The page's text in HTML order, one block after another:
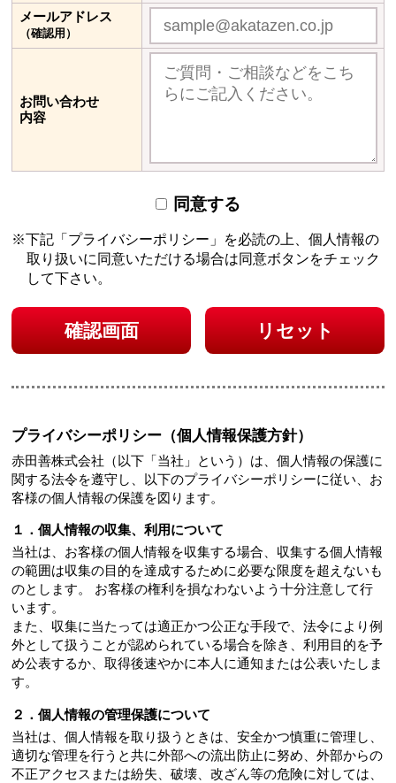
メールアドレス
（確認用）
お問い合わせ
内容
同意する
下記「プライバシーポリシー」を必読の上、個人情報の
取り扱いに同意いただける場合は同意ボタンをチェック
して下さい。
確認画面 リセット
プライバシーポリシー（個人情報保護方針）
赤田善株式会社（以下「当社」という）は、個人情報の保護に
関する法令を遵守し、以下のプライバシーポリシーに従い、お
客様の個人情報の保護を図ります。
１．個人情報の収集、利用について
当社は、お客様の個人情報を収集する場合、収集する個人情報
の範囲は収集の目的を達成するために必要な限度を超えないも
のとします。 お客様の権利を損なわないよう十分注意して行
います。
また、収集に当たっては適正かつ公正な手段で、法令により例
外として扱うことが認められている場合を除き、利用目的を予
め公表するか、取得後速やかに本人に通知または公表いたしま
す。
２．個人情報の管理保護について
当社は、個人情報を取り扱うときは、安全かつ慎重に管理し、
適切な管理を行うと共に外部への流出防止に努め、外部からの
不正アクセスまたは紛失、破壊、改ざん等の危険に対しては、